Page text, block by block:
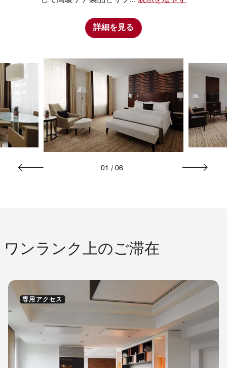
詳細を見る
01 / 06
ワンランク上のご滞在
専用アクセス